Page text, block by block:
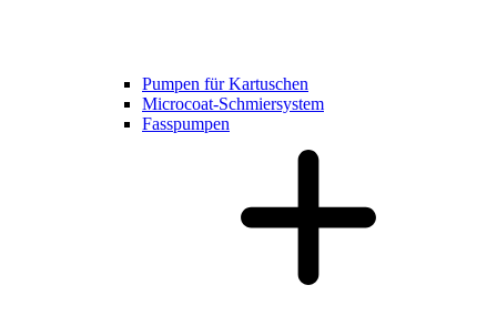
Pumpen für Kartuschen
Microcoat-Schmiersystem
Fasspumpen